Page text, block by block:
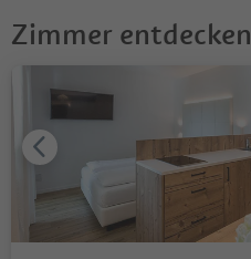
Zimmer entdecken